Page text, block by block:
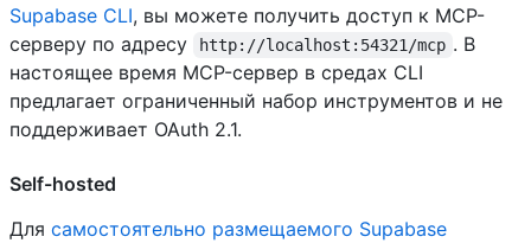
Supabase CLI, вы можете получить доступ к MCP-
серверу по адресу
http://localhost:54321/mcp . В
настоящее время MCP-сервер в средах CLI
предлагает ограниченный набор инструментов и не
поддерживает OAuth 2.1.
Self-hosted
Для самостоятельно размещаемого Supabase